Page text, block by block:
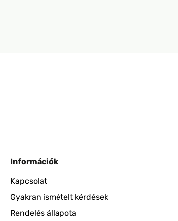
Információk
Kapcsolat
Gyakran ismételt kérdések
Rendelés állapota